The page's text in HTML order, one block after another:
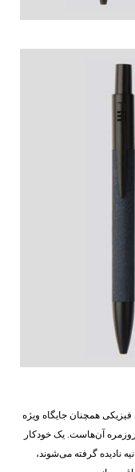
همچنان جایگاه ویژه
روزمره آن‌هاست. یک خودکار
نادیده گرفته می‌شوند،